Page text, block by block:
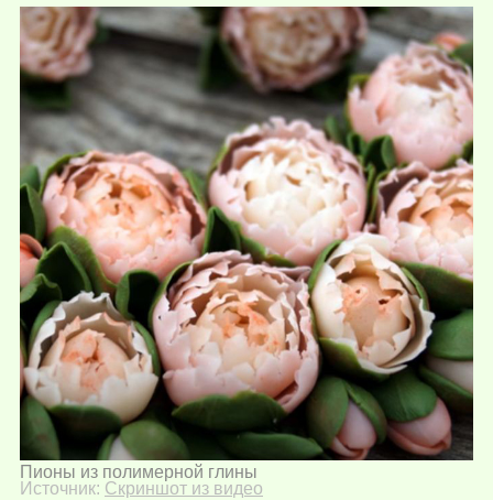
Пионы из полимерной глины
Источник: Скриншот из видео